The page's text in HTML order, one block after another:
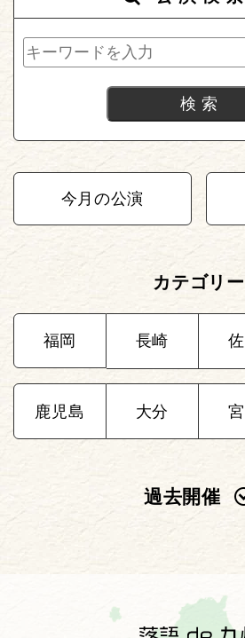
今月の公演
カテゴリー
福岡 長崎
鹿児島 大分
過去開催